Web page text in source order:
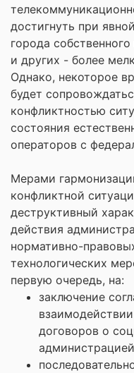
достигнуть при
города
и других - более
Однако, некоторое
будет
конфликтностью
состояния
операторов с
Мерами
конфликтной
деструктивный
действия
нормативно-
технологических
первую очередь, на:
заключение
договоров о